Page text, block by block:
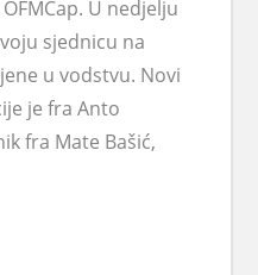
U nedjelju
sjednicu na
u vodstvu. Novi
je fra Anto
fra Mate Bašić,